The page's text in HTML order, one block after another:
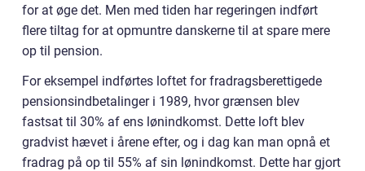
for at øge det. Men med tiden har regeringen indført
flere tiltag for at opmuntre danskerne til at spare mere
op til pension.
For eksempel indførtes loftet for fradragsberettigede
pensionsindbetalinger i 1989, hvor grænsen blev
fastsat til 30% af ens lønindkomst. Dette loft blev
gradvist hævet i årene efter, og i dag kan man opnå et
fradrag på op til 55% af sin lønindkomst. Dette har gjort